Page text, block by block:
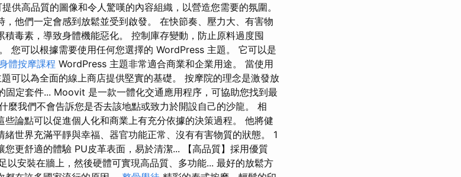
供高品質的圖像和令人驚嘆的內容組織，以營造您需要的氛圍。
他們一定會感到放鬆並受到啟發。 在快節奏、壓力大、有害物
毒素，導致身體機能惡化。 控制庫存變動，防止原料過度囤
您可以根據需要使用任何您選擇的 WordPress 主題。 它可以是
體按摩課程 WordPress 主題非常適合商業和企業用途。 當使用
可以為全面的線上商店提供堅實的基礎。 按摩院的理念是激發放
固定套件... Moovit 是一款一體化交通應用程序，可協助您找到最
麼我們不會告訴您是否去該地點或致力於開設自己的沙龍。 相
些論點可以促進個人化和商業上有充分依據的決策過程。 他將健
世界充滿平靜與幸福、器官功能正常、沒有有害物質的狀態。 1
更舒適的體驗 PU皮革表面，易於清潔... 【高品質】採用優質
以安裝在牆上，然後硬體可實現高品質、多功能... 最好的放鬆方